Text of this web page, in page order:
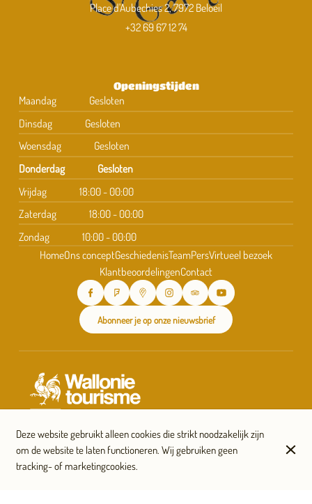
Place d'Aubechies 2, 7972 Beloeil
+32 69 67 12 74
Openingstijden
Maandag
Gesloten
Dinsdag
Gesloten
Woensdag
Gesloten
Donderdag
Gesloten
Vrijdag
18:00 - 00:00
Zaterdag
18:00 - 00:00
Zondag
10:00 - 00:00
HomeOns conceptGeschiedenisTeamPersVirtueel bezoek
KlantbeoordelingenContact
Abonneer je op onze nieuwsbrief
© Taverne Saint-Géry 2026
Deze website gebruikt alleen cookies die strikt noodzakelijk zijn
om de website te laten functioneren. Wij gebruiken geen
tracking- of marketingcookies.